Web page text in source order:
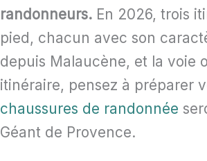
randonneurs. En 2026, trois
pied, chacun avec son
depuis Malaucène, et la voie
itinéraire, pensez à préparer
chaussures de randonnée
Géant de Provence.